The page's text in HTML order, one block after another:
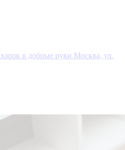
в добрые руки Москва, ул.